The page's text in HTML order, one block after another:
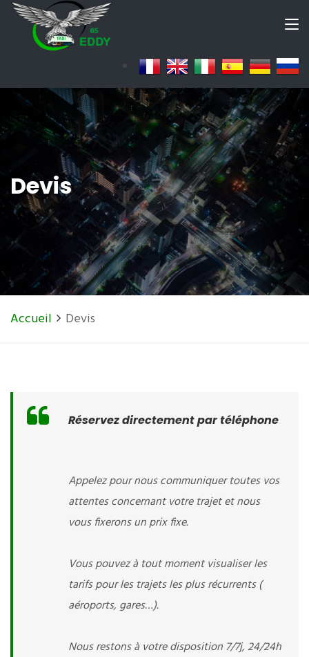
Devis
Accueil Devis
Réservez directement par téléphone
Appelez pour nous communiquer toutes vos
attentes concernant votre trajet et nous
vous fixerons un prix fixe.
Vous pouvez à tout moment visualiser les
tarifs pour les trajets les plus récurrents (
aéroports, gares…).
Nous restons à votre disposition 7/7j, 24/24h